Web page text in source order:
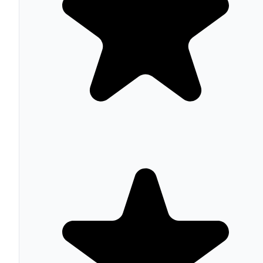
checkout y formularios.
Versiones y funcionamiento técnico
reCAPTCHA v2 Checkbox presenta el widget "No soy
sin checkbox visible, activándose automáticamente al
enviar formularios. reCAPTCHA v3 retorna un score
= probablemente bot, 1.0 = probablemente humano) con
cada acción del usuario, permitiendo respuestas
adaptativas: score alto pasa directamente, score medio